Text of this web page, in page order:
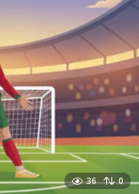
36 0